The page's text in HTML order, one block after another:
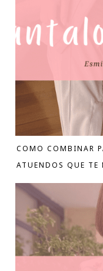
COMO COMBINAR
ATUENDOS QUE TE